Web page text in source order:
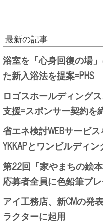
最新の記事
浴室を「心身回復の場
た新入浴法を提案=PHS
ロゴスホールディング
支援=スポンサー契約を
省エネ検討WEBサービ
YKKAPとワンビルディン
第22回「家やまちの絵
応募者全員に色鉛筆プ
アイ工務店、新CMの発
ラクターに起用